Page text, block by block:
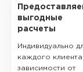
выгодные
расчеты
Индивидуально
каждого клиента
зависимости от